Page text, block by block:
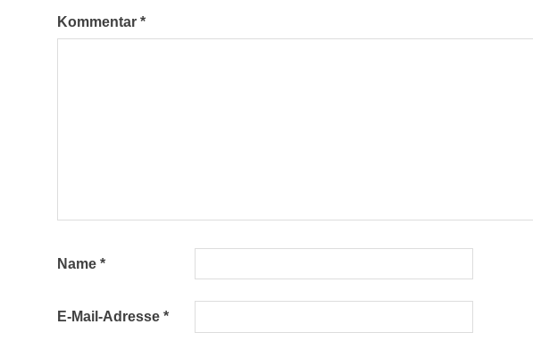
Moos
Sextner
Standschützen
Kommentar *
Name *
E-Mail-Adresse *